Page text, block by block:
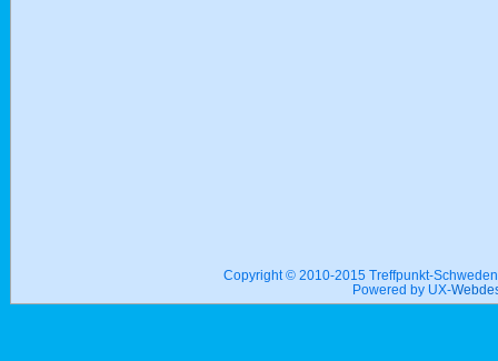
Copyright © 2010-2015 Treffpunkt-
Powered by UX-